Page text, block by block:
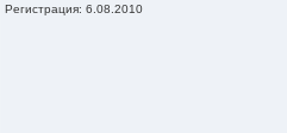
Регистрация: 6.08.2010